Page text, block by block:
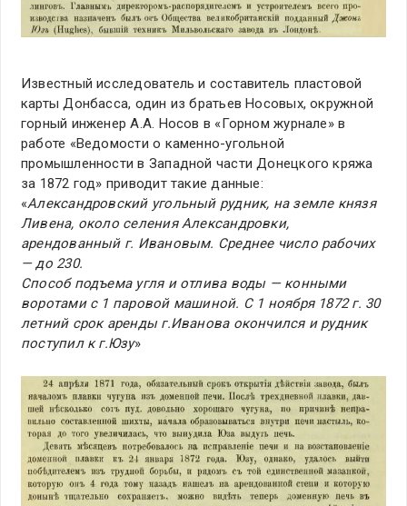
Известный исследователь и составитель пластовой
карты Донбасса, один из братьев Носовых, окружной
горный инженер А.А. Носов в «Горном журнале» в
работе «Ведомости о каменно-угольной
промышленности в Западной части Донецкого кряжа
за 1872 год» приводит такие данные:
«Александровский угольный рудник, на земле князя
Ливена, около селения Александровки,
арендованный г. Ивановым. Среднее число рабочих
— до 230.
Способ подъема угля и отлива воды — конными
воротами с 1 паровой машиной. С 1 ноября 1872 г. 30
летний срок аренды г.Иванова окончился и рудник
поступил к г.Юзу»